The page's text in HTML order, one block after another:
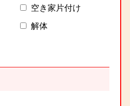
空き家片付け
解体